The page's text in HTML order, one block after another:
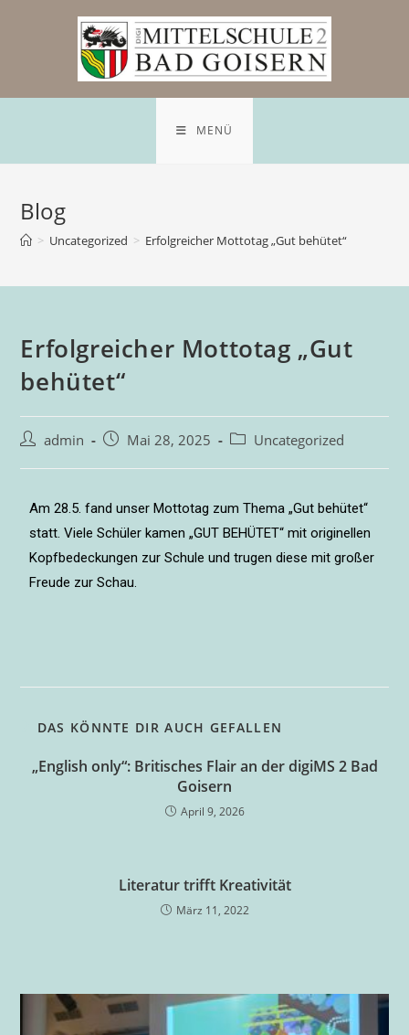
MENÜ
Blog
> Uncategorized > Erfolgreicher Mottotag „Gut behütet“
Erfolgreicher Mottotag „Gut
behütet“
admin Mai 28, 2025 Uncategorized
Am 28.5. fand unser Mottotag zum Thema „Gut behütet“
statt. Viele Schüler kamen „GUT BEHÜTET“ mit originellen
Kopfbedeckungen zur Schule und trugen diese mit großer
Freude zur Schau.
DAS KÖNNTE DIR AUCH GEFALLEN
„English only“: Britisches Flair an der digiMS 2 Bad
Goisern
April 9, 2026
Literatur trifft Kreativität
März 11, 2022